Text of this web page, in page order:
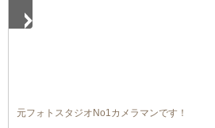
元フォトスタジオNo1カメラマンです！